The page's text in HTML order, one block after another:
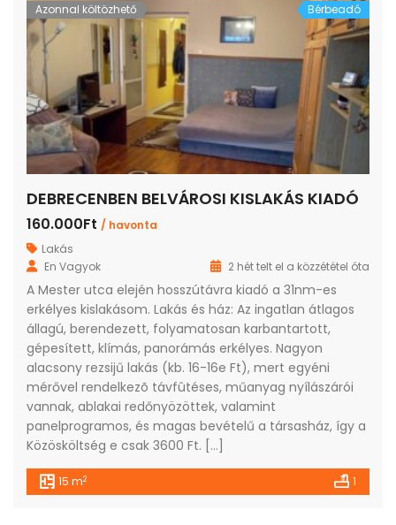
Azonnal költözhető Bérbeadó
DEBRECENBEN BELVÁROSI KISLAKÁS KIADÓ
160.000Ft / havonta
Lakás
En Vagyok
2 hét telt el a közzététel óta
A Mester utca elején hosszútávra kiadó a 31nm-es
erkélyes kislakásom. Lakás és ház: Az ingatlan átlagos
állagú, berendezett, folyamatosan karbantartott,
gépesített, klímás, panorámás erkélyes. Nagyon
alacsony rezsijű lakás (kb. 16-16e Ft), mert egyéni
mérővel rendelkezõ távfûtéses, műanyag nyílászárói
vannak, ablakai redőnyözöttek, valamint
panelprogramos, és magas bevételű a társasház, így a
Közösköltség e csak 3600 Ft. […]
15 m2 1